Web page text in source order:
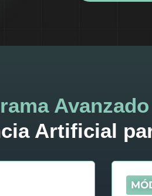
Artificial